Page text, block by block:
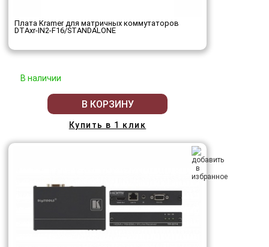
Плата Kramer для матричных коммутаторов
DTAxr-IN2-F16/STANDALONE
В наличии
В КОРЗИНУ
Купить в 1 клик